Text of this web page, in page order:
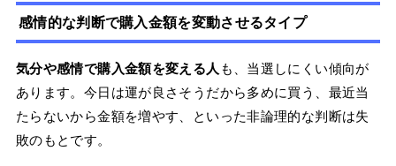
感情的な判断で購入金額を変動させるタイプ
気分や感情で購入金額を変える人 も、当選しにくい傾向が
あります。今日は運が良さそうだから多めに買う、最近当
たらないから金額を増やす、といった非論理的な判断は失
敗のもとです。